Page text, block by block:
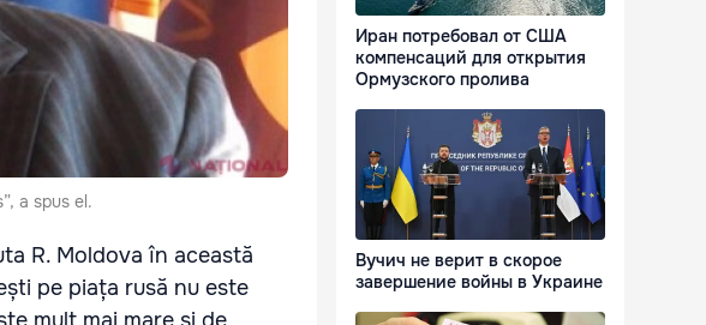
a spus el.
R. Moldova în această
pe piața rusă nu este
Иран потребовал от США
компенсаций для открытия
Ормузского пролива
Вучич не верит в скорое
завершение войны в Украине